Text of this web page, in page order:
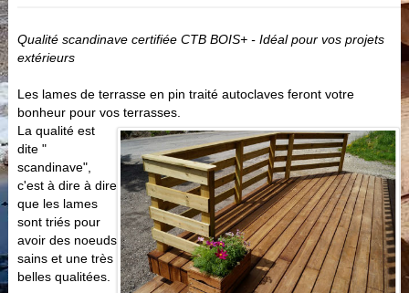
Qualité scandinave certifiée CTB BOIS+ - Idéal pour vos projets
extérieurs
Les lames de terrasse en pin traité autoclaves feront votre
bonheur pour vos terrasses.
La qualité est
dite "
scandinave",
c'est à dire à dire
que les lames
sont triés pour
avoir des noeuds
sains et une très
belles qualitées.